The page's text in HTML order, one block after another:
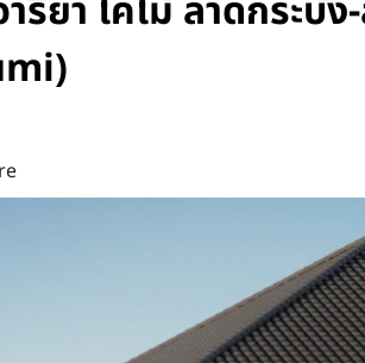
ารียา โคโม่ ลาดกร